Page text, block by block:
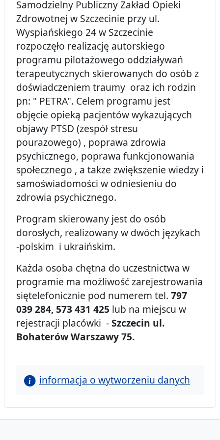
Samodzielny Publiczny Zakład Opieki
Zdrowotnej w Szczecinie przy ul.
Wyspiańskiego 24 w Szczecinie
rozpoczęło realizację autorskiego
programu pilotażowego oddziaływań
terapeutycznych skierowanych do osób z
doświadczeniem traumy oraz ich rodzin
pn: " PETRA". Celem programu jest
objęcie opieką pacjentów wykazujących
objawy PTSD (zespół stresu
pourazowego) , poprawa zdrowia
psychicznego, poprawa funkcjonowania
społecznego , a takze zwiększenie wiedzy i
samoświadomości w odniesieniu do
zdrowia psychicznego.
Program skierowany jest do osób
dorosłych, realizowany w dwóch językach
-polskim i ukraińskim.
Każda osoba chętna do uczestnictwa w
programie ma możliwość zarejestrowania
siętelefonicznie pod numerem tel. 797
039 284, 573 431 425 lub na miejscu w
rejestracji placówki -Szczecin ul.
Bohaterów Warszawy 75.
informacja o wytworzeniu danych